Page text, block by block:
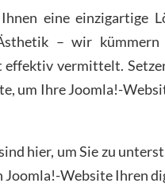
eine einzigartige
– wir
vermittelt.
um Ihre Joomla!-
hier, um Sie zu
Website Ihren